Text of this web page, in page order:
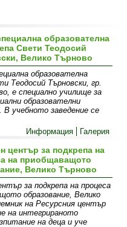
образователна
Свети Теодосий
Велико Търново
образователна
Теодосий Търновски, гр.
е специално училище за
образователни
учебното заведение се
Информация
Галерия
център за подкрепа на
на приобщаващото
Велико Търново
за подкрепа на процеса
образование, Велико
на Ресурсния център
на интегрираното
на деца и уче